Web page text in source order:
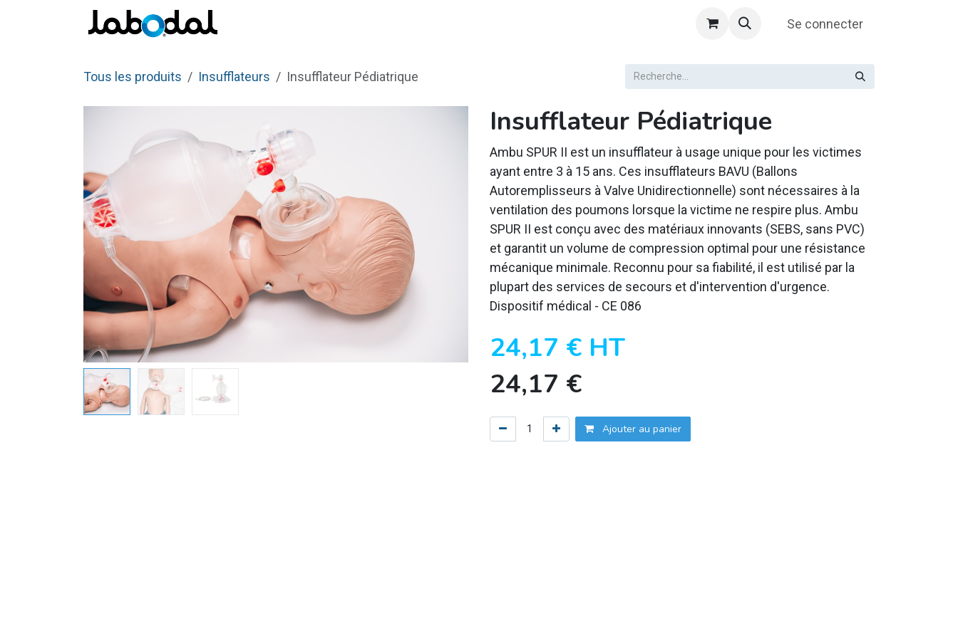
Se rendre au contenu
Se connecter
Tous les produits Insufflateurs Insufflateur Pédiatrique
Insufflateur Pédiatrique
Ambu SPUR II est un insufflateur à usage unique pour les victimes
ayant entre 3 à 15 ans. Ces insufflateurs BAVU (Ballons
Autoremplisseurs à Valve Unidirectionnelle) sont nécessaires à la
ventilation des poumons lorsque la victime ne respire plus. Ambu
SPUR II est conçu avec des matériaux innovants (SEBS, sans PVC)
et garantit un volume de compression optimal pour une résistance
mécanique minimale. Reconnu pour sa fiabilité, il est utilisé par la
plupart des services de secours et d'intervention d'urgence.
Dispositif médical - CE 086
24,17 € HT
24,17 €
Ajouter au panier